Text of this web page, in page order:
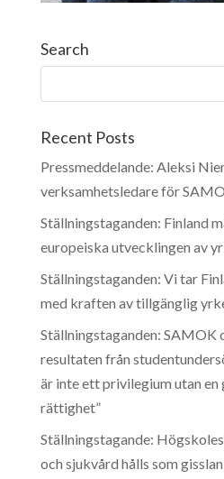
Search
Recent Posts
Pressmeddelande: Aleksi
verksamhetsledare för
Ställningstaganden: Finland
europeiska utvecklingen av
Ställningstaganden: Vi tar
med kraften av tillgänglig
Ställningstaganden: SAMOK
resultaten från
är inte ett privilegium utan en
rättighet”
Ställningstagande:
och sjukvård hålls som